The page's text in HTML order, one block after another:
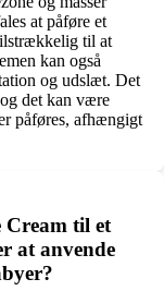
at påføre et
til at
kan også
og udslæt. Det
det kan være
påføres, afhængigt
Cream til et
at anvende